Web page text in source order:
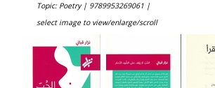
Topic: Poetry | 9789953269061 |
select image to view/enlarge/scroll